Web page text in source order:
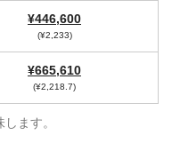
¥446,600
(¥2,233)
¥665,610
(¥2,218.7)
ます。